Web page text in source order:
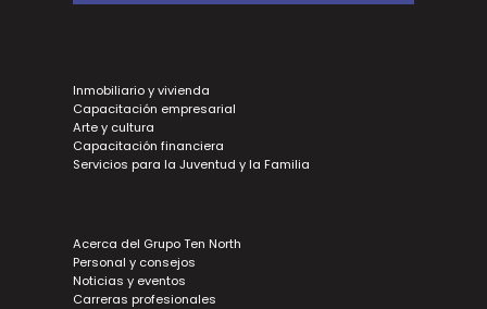
Inmobiliario y vivienda
Capacitación empresarial
Arte y cultura
Capacitación financiera
Servicios para la Juventud y la Familia
Acerca del Grupo Ten North
Personal y consejos
Noticias y eventos
Carreras profesionales